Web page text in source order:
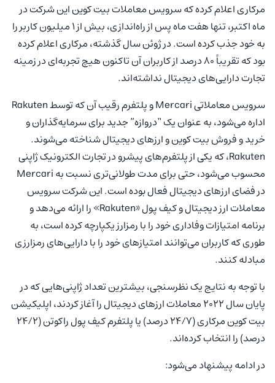
مرکاری اعلام کرده که سرویس معاملات بیت کوین این شرکت در
ماه اکتبر، تنها هفت ماه پس از راه‌اندازی، بیش از ۱ میلیون کاربر را
به خود جذب کرده است. در ژوئن سال گذشته، مرکاری اعلام کرده
بود که تقریباً ۸۰ درصد از کاربران آن تاکنون هیچ تجربه‌ای در زمینه
تجارت دارایی‌های دیجیتال نداشته‌اند.
سرویس معاملاتی Mercari و پلتفرم رقیب آن که توسط Rakuten
اداره می‌شود، به عنوان یک “دروازه” جدید برای سرمایه‌گذاران و
خرید و فروش بیت کوین و ارزهای دیجیتال شناخته می‌شوند.
Rakuten، که یکی از پلتفرم‌های پیشرو در تجارت الکترونیک ژاپنی
محسوب می‌شود، حتی برای مدت طولانی‌تری نسبت به Mercari
در فضای ارزهای دیجیتال فعال بوده است. این شرکت سرویس
معاملات ارز دیجیتال و کیف پول «Rakuten» را ارائه می‌دهد و
برنامه امتیازات وفاداری خود را با رمزارز یکپارچه کرده است، به
طوری که کاربران می‌توانند امتیازهای خود را با دارایی‌های رمزارزی
مبادله کنند.
با توجه به نتایج یک نظرسنجی، بیشترین تعداد ژاپنی‌هایی که در
پایان سال ۲۰۲۲ معاملات ارزهای دیجیتال را آغاز کردند، اپلیکیشن
بیت کوین مرکاری (۲۴/۷ درصد) یا پلتفرم کیف پول راکوتن (۲۴/۲
درصد) را انتخاب کرده‌اند.
در ادامه پیشنهاد می‌شود: